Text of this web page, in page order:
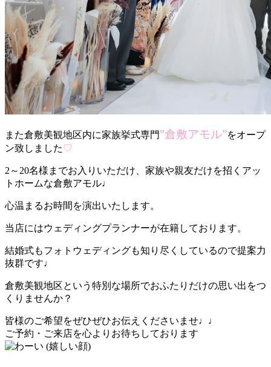
また倉敷美観地区内に家族挙式専門‟倉敷アモル”をオープ
ン致しました♡
2～20名様までお入りいただけ、家族や親友だけを招くアッ
トホームな倉敷アモル♩
心温まるお時間を演出いたします。
当店にはウェディングプランナーが在籍しております。
結婚式もフォトウェディングも知り尽くしているので提案力
抜群です♩
倉敷美観地区という特別な場所でおふたりだけの思い出をつ
くりませんか？
皆様のご希望をぜひぜひお伝えくださいませ♩♩
ご予約・ご来店を心よりお待ちしております